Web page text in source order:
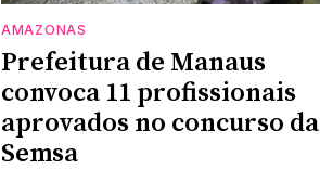
AMAZONAS
Prefeitura de Manaus
convoca 11 profissionais
aprovados no concurso da
Semsa